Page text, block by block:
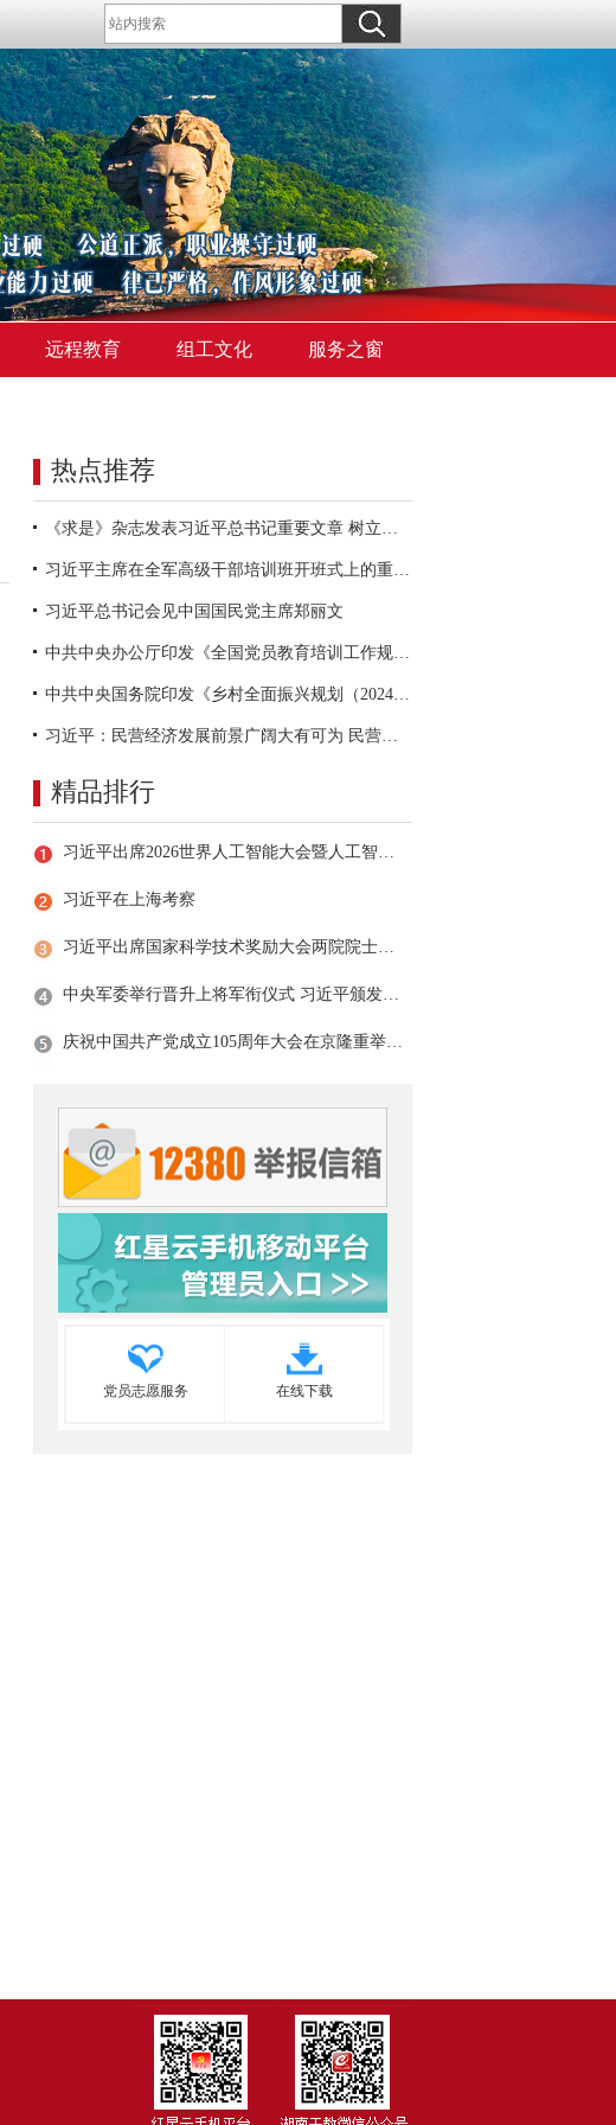
远程教育 组工文化 服务之窗
热点推荐
《求是》杂志发表习近平总书记重要文章 树立和践行正确政绩观
习近平主席在全军高级干部培训班开班式上的重要讲话引领全军开展思想整风、深化政治整训
习近平总书记会见中国国民党主席郑丽文
中共中央办公厅印发《全国党员教育培训工作规划（2024－2028年）》
中共中央国务院印发《乡村全面振兴规划（2024—2027年）》
习近平：民营经济发展前景广阔大有可为 民营企业和民营企业家大显身手正当其时
精品排行
习近平出席2026世界人工智能大会暨人工智能全球治理高级别会议开幕式并发表主旨讲话
习近平在上海考察
习近平出席国家科学技术奖励大会两院院士大会中国科协第十一次全国代表大会并发表重要讲话
中央军委举行晋升上将军衔仪式 习近平颁发命令状并向晋衔的军官表示祝贺
庆祝中国共产党成立105周年大会在京隆重举行 习近平发表重要讲话
党员志愿服务 在线下载